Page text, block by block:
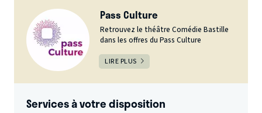
Pass Culture
Retrouvez le théâtre Comédie Bastille
dans les offres du Pass Culture
LIRE PLUS
Services à votre disposition